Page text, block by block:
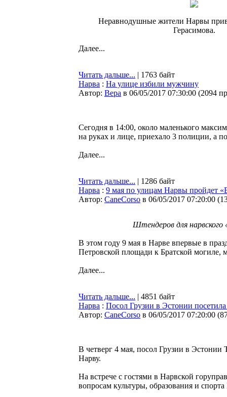
Неравнодушные жители Нарвы
Герасимова.
Далее...
Читать дальше... | 1763 байт
Нарва : На улице избили мужчину
Автор: Bepa в 06/05/2017 07:30:00 (2094
Сегодня в 14:00, около маленького
на руках и лице, приехало 3 полиции, а
Далее...
Читать дальше... | 1286 байт
Нарва : 9 мая по улицам Нарвы пройдет
Автор: CaneCorso в 06/05/2017 07:20:00 (
Штендеров для
В этом году 9 мая в Нарве впервые в
Петровской площади к Братской могиле,
Далее...
Читать дальше... | 4851 байт
Нарва : Посол Грузии в Эстонии
Автор: CaneCorso в 06/05/2017 07:20:00 (
В четверг 4 мая, посол Грузии в
Нарву.
На встрече с гостями в Нарвской
вопросам культуры, образования и